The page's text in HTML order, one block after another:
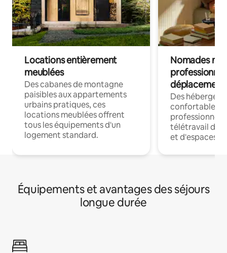
Locations entièrement
meublées
Des cabanes de montagne
paisibles aux appartements
urbains pratiques, ces
locations meublées offrent
tous les équipements d'un
logement standard.
Nomades
déplacement
Des
confortables
professionnels
télétravail
et d'espaces
Équipements et avantages des séjours
longue durée